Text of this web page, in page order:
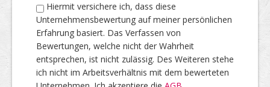
Hiermit versichere ich, dass diese
Unternehmensbewertung auf meiner persönlichen
Erfahrung basiert. Das Verfassen von
Bewertungen, welche nicht der Wahrheit
entsprechen, ist nicht zulässig. Des Weiteren stehe
ich nicht im Arbeitsverhältnis mit dem bewerteten